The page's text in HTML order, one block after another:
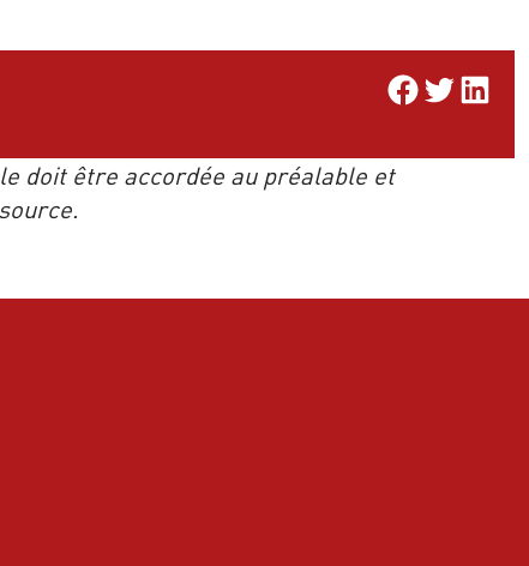
Share on Facebook
Share on Twitter
Share on
doit être accordée au préalable et